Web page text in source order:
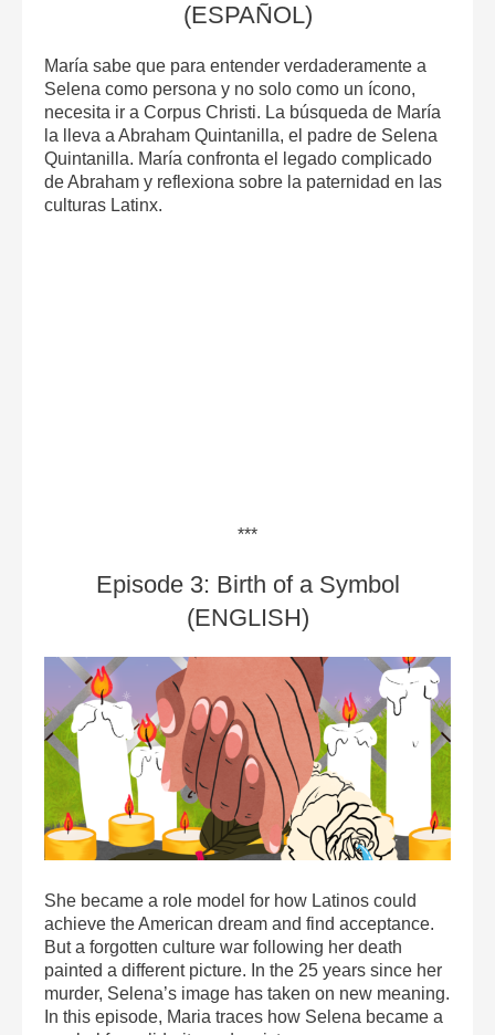
(ESPAÑOL)
María sabe que para entender verdaderamente a
Selena como persona y no solo como un ícono,
necesita ir a Corpus Christi. La búsqueda de María
la lleva a Abraham Quintanilla, el padre de Selena
Quintanilla. María confronta el legado complicado
de Abraham y reflexiona sobre la paternidad en las
culturas Latinx.
***
Episode 3: Birth of a Symbol
(ENGLISH)
She became a role model for how Latinos could
achieve the American dream and find acceptance.
But a forgotten culture war following her death
painted a different picture. In the 25 years since her
murder, Selena’s image has taken on new meaning.
In this episode, Maria traces how Selena became a